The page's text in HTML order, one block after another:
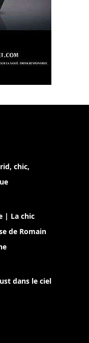
chic,
| La chic
de Romain
dans le ciel